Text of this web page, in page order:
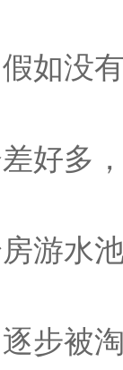
如没
好多
游水
步被